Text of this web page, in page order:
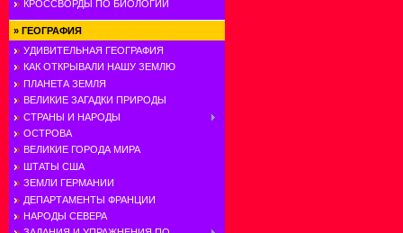
КРОССВОРДЫ ПО БИОЛОГИИ
» ГЕОГРАФИЯ
УДИВИТЕЛЬНАЯ ГЕОГРАФИЯ
КАК ОТКРЫВАЛИ НАШУ ЗЕМЛЮ
ПЛАНЕТА ЗЕМЛЯ
ВЕЛИКИЕ ЗАГАДКИ ПРИРОДЫ
СТРАНЫ И НАРОДЫ
ОСТРОВА
ВЕЛИКИЕ ГОРОДА МИРА
ШТАТЫ США
ЗЕМЛИ ГЕРМАНИИ
ДЕПАРТАМЕНТЫ ФРАНЦИИ
НАРОДЫ СЕВЕРА